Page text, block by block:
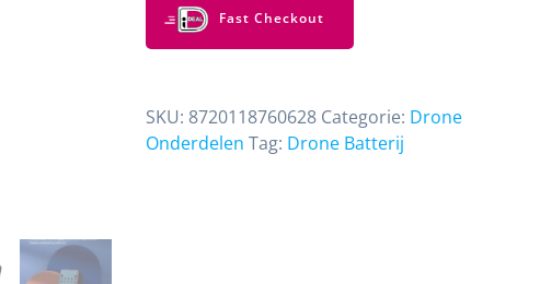
Geschikt
Voor
Drone
aantal
Fast Checkout
SKU: 8720118760628 Categorie: Drone
Onderdelen Tag: Drone Batterij